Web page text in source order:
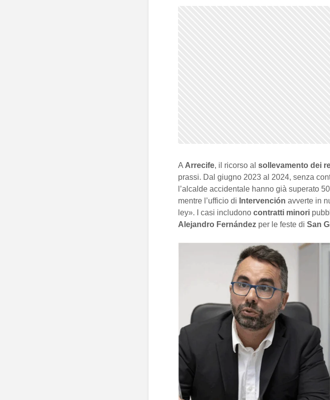
A Arrecife, il ricorso al sollevamento dei
prassi. Dal giugno 2023 al 2024, senza
l’alcalde accidentale hanno già superato
mentre l’ufficio di Intervención avverte in
ley». I casi includono contratti minori
Alejandro Fernández per le feste di San